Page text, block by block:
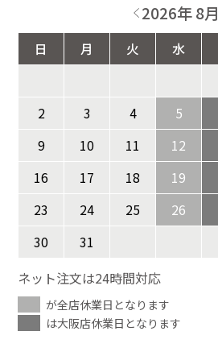
2026年 8月
日 月 火 水
2
3 4 5
9
10 11 12
16
17 18 19
23
24 25 26
30
31
ネット注文は24時間対応
が全店休業日となります
は大阪店休業日となります